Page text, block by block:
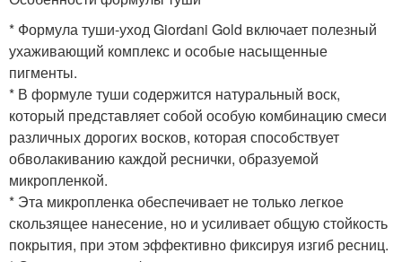
* Формула туши-уход Giordani Gold включает полезный
ухаживающий комплекс и особые насыщенные
пигменты.
* В формуле туши содержится натуральный воск,
который представляет собой особую комбинацию смеси
различных дорогих восков, которая способствует
обволакиванию каждой реснички, образуемой
микропленкой.
* Эта микропленка обеспечивает не только легкое
скользящее нанесение, но и усиливает общую стойкость
покрытия, при этом эффективно фиксируя изгиб ресниц.